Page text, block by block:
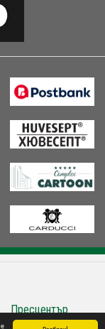
Пресцентър